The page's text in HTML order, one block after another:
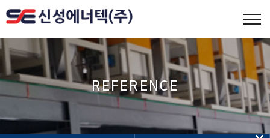
REFERENCE